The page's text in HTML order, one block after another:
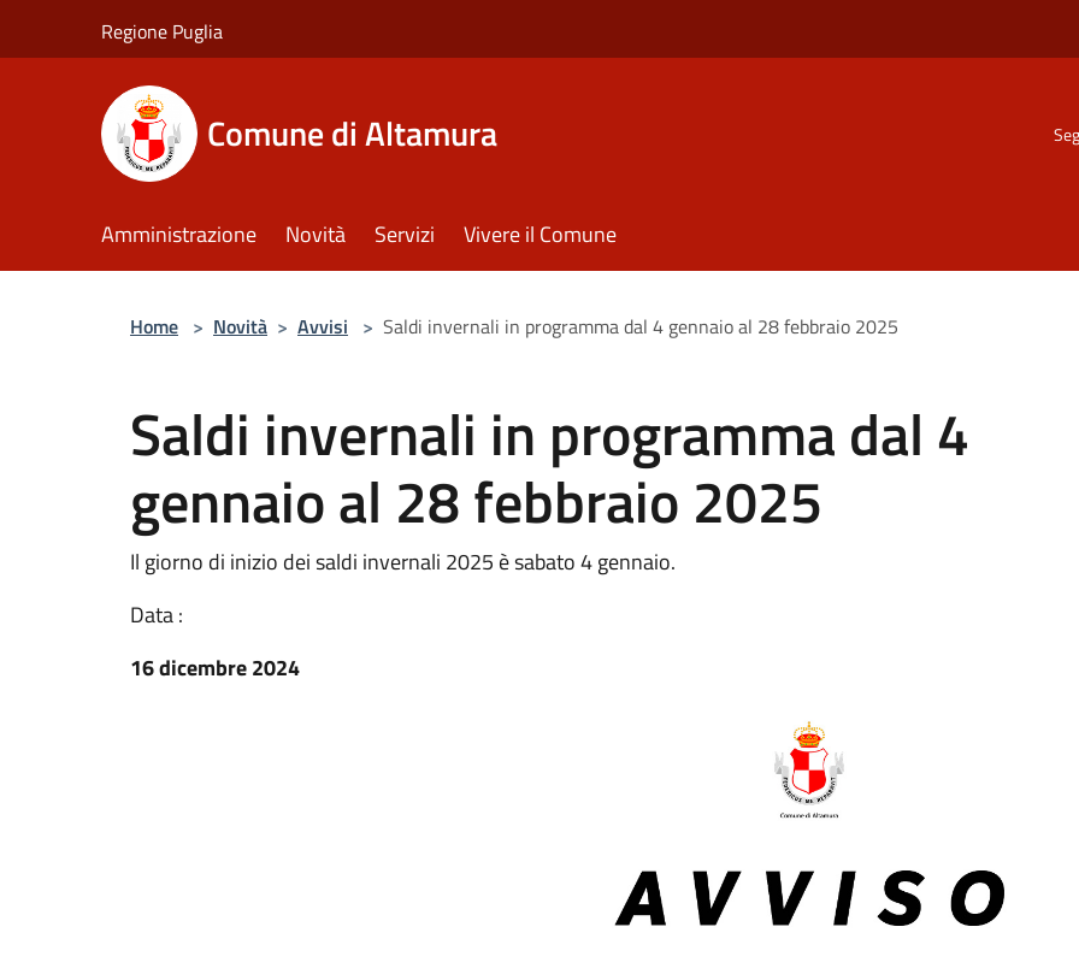
Regione Puglia
Comune di Altamura
Amministrazione Novità Servizi Vivere il Comune
Home > Novità > Avvisi > Saldi invernali in programma dal 4 gennaio al 28 febbraio 2025
Saldi invernali in programma dal 4
gennaio al 28 febbraio 2025
Il giorno di inizio dei saldi invernali 2025 è sabato 4 gennaio.
Data :
16 dicembre 2024